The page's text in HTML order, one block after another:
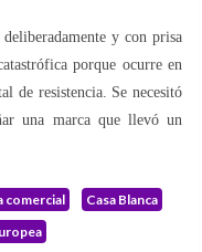
deliberadamente y con prisa
porque ocurre en
de resistencia. Se necesitó
una marca que llevó un
comercial
Casa Blanca